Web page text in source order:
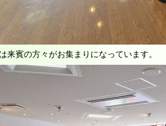
来賓の方々がお集まりになっています。